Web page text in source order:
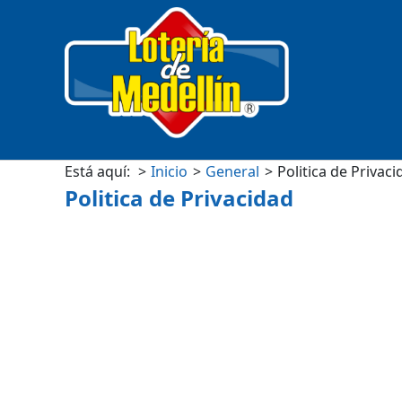
Está aquí: Inicio General Politica de
Politica de Privacidad